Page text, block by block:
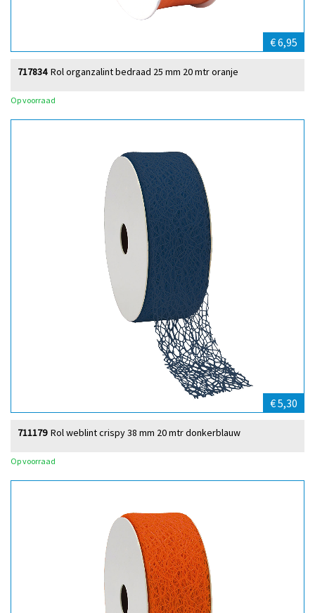
€ 6,95
Rol organzalint bedraad 25 mm 20 mtr oranje
717834
Op voorraad
€ 5,30
Rol weblint crispy 38 mm 20 mtr donkerblauw
711179
Op voorraad